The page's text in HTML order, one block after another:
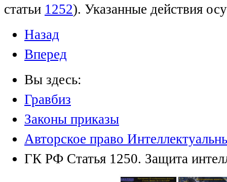
статьи 1252). Указанные действия
Назад
Вперед
Вы здесь:
Гравбиз
Законы приказы
Авторское право
ГК РФ Статья 1250. Защита